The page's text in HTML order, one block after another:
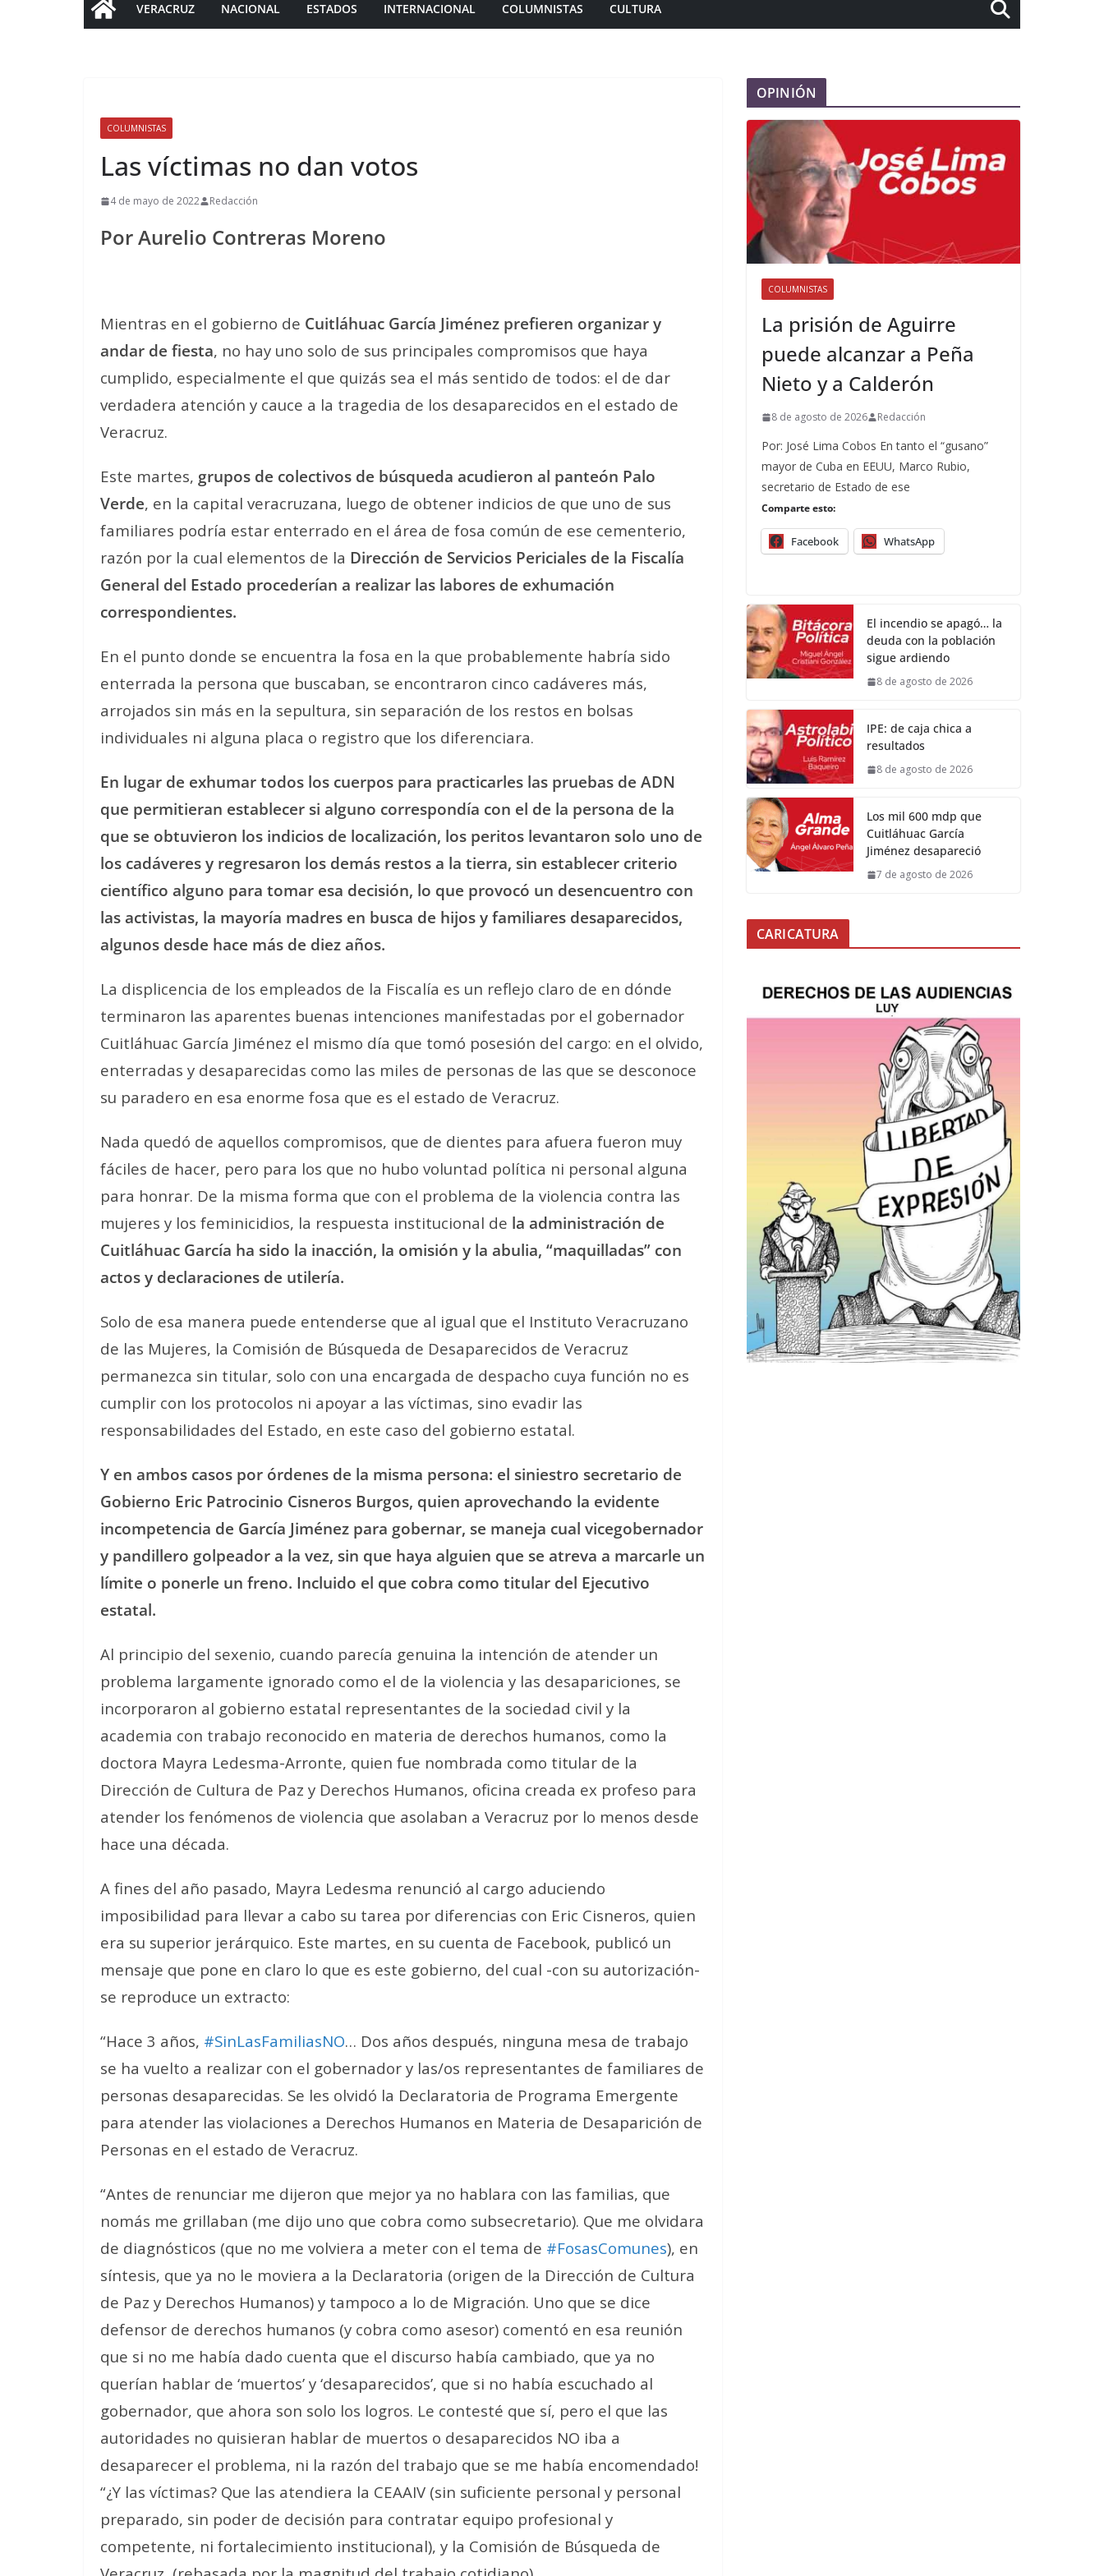
VERACRUZ NACIONAL ESTADOS INTERNACIONAL COLUMNISTAS CULTURA
COLUMNISTAS
Las víctimas no dan votos
4 de mayo de 2022 Redacción
Por Aurelio Contreras Moreno
Mientras en el gobierno de Cuitláhuac García Jiménez prefieren organizar y
andar de fiesta, no hay uno solo de sus principales compromisos que haya
cumplido, especialmente el que quizás sea el más sentido de todos: el de dar
verdadera atención y cauce a la tragedia de los desaparecidos en el estado de
Veracruz.
Este martes, grupos de colectivos de búsqueda acudieron al panteón Palo
Verde, en la capital veracruzana, luego de obtener indicios de que uno de sus
familiares podría estar enterrado en el área de fosa común de ese cementerio,
razón por la cual elementos de la Dirección de Servicios Periciales de la Fiscalía
General del Estado procederían a realizar las labores de exhumación
correspondientes.
En el punto donde se encuentra la fosa en la que probablemente habría sido
enterrada la persona que buscaban, se encontraron cinco cadáveres más,
arrojados sin más en la sepultura, sin separación de los restos en bolsas
individuales ni alguna placa o registro que los diferenciara.
En lugar de exhumar todos los cuerpos para practicarles las pruebas de ADN
que permitieran establecer si alguno correspondía con el de la persona de la
que se obtuvieron los indicios de localización, los peritos levantaron solo uno de
los cadáveres y regresaron los demás restos a la tierra, sin establecer criterio
científico alguno para tomar esa decisión, lo que provocó un desencuentro con
las activistas, la mayoría madres en busca de hijos y familiares desaparecidos,
algunos desde hace más de diez años.
La displicencia de los empleados de la Fiscalía es un reflejo claro de en dónde
terminaron las aparentes buenas intenciones manifestadas por el gobernador
Cuitláhuac García Jiménez el mismo día que tomó posesión del cargo: en el olvido,
enterradas y desaparecidas como las miles de personas de las que se desconoce
su paradero en esa enorme fosa que es el estado de Veracruz.
Nada quedó de aquellos compromisos, que de dientes para afuera fueron muy
fáciles de hacer, pero para los que no hubo voluntad política ni personal alguna
para honrar. De la misma forma que con el problema de la violencia contra las
mujeres y los feminicidios, la respuesta institucional de la administración de
Cuitláhuac García ha sido la inacción, la omisión y la abulia, “maquilladas” con
actos y declaraciones de utilería.
Solo de esa manera puede entenderse que al igual que el Instituto Veracruzano
de las Mujeres, la Comisión de Búsqueda de Desaparecidos de Veracruz
permanezca sin titular, solo con una encargada de despacho cuya función no es
cumplir con los protocolos ni apoyar a las víctimas, sino evadir las
responsabilidades del Estado, en este caso del gobierno estatal.
Y en ambos casos por órdenes de la misma persona: el siniestro secretario de
Gobierno Eric Patrocinio Cisneros Burgos, quien aprovechando la evidente
incompetencia de García Jiménez para gobernar, se maneja cual vicegobernador
y pandillero golpeador a la vez, sin que haya alguien que se atreva a marcarle un
límite o ponerle un freno. Incluido el que cobra como titular del Ejecutivo
estatal.
Al principio del sexenio, cuando parecía genuina la intención de atender un
problema largamente ignorado como el de la violencia y las desapariciones, se
incorporaron al gobierno estatal representantes de la sociedad civil y la
academia con trabajo reconocido en materia de derechos humanos, como la
doctora Mayra Ledesma-Arronte, quien fue nombrada como titular de la
Dirección de Cultura de Paz y Derechos Humanos, oficina creada ex profeso para
atender los fenómenos de violencia que asolaban a Veracruz por lo menos desde
hace una década.
A fines del año pasado, Mayra Ledesma renunció al cargo aduciendo
imposibilidad para llevar a cabo su tarea por diferencias con Eric Cisneros, quien
era su superior jerárquico. Este martes, en su cuenta de Facebook, publicó un
mensaje que pone en claro lo que es este gobierno, del cual -con su autorización-
se reproduce un extracto:
“Hace 3 años, #SinLasFamiliasNO… Dos años después, ninguna mesa de trabajo
se ha vuelto a realizar con el gobernador y las/os representantes de familiares de
personas desaparecidas. Se les olvidó la Declaratoria de Programa Emergente
para atender las violaciones a Derechos Humanos en Materia de Desaparición de
Personas en el estado de Veracruz.
“Antes de renunciar me dijeron que mejor ya no hablara con las familias, que
nomás me grillaban (me dijo uno que cobra como subsecretario). Que me olvidara
de diagnósticos (que no me volviera a meter con el tema de #FosasComunes), en
síntesis, que ya no le moviera a la Declaratoria (origen de la Dirección de Cultura
de Paz y Derechos Humanos) y tampoco a lo de Migración. Uno que se dice
defensor de derechos humanos (y cobra como asesor) comentó en esa reunión
que si no me había dado cuenta que el discurso había cambiado, que ya no
querían hablar de ‘muertos’ y ‘desaparecidos’, que si no había escuchado al
gobernador, que ahora son solo los logros. Le contesté que sí, pero el que las
autoridades no quisieran hablar de muertos o desaparecidos NO iba a
desaparecer el problema, ni la razón del trabajo que se me había encomendado!
“¿Y las víctimas? Que las atendiera la CEAAIV (sin suficiente personal y personal
preparado, sin poder de decisión para contratar equipo profesional y
competente, ni fortalecimiento institucional), y la Comisión de Búsqueda de
OPINIÓN
COLUMNISTAS
La prisión de Aguirre
puede alcanzar a Peña
Nieto y a Calderón
8 de agosto de 2026 Redacción
Por: José Lima Cobos En tanto el “gusano”
mayor de Cuba en EEUU, Marco Rubio,
secretario de Estado de ese
Comparte esto:
Facebook WhatsApp
El incendio se apagó… la
deuda con la población
sigue ardiendo
8 de agosto de 2026
IPE: de caja chica a
resultados
8 de agosto de 2026
Los mil 600 mdp que
Cuitláhuac García
Jiménez desapareció
7 de agosto de 2026
CARICATURA